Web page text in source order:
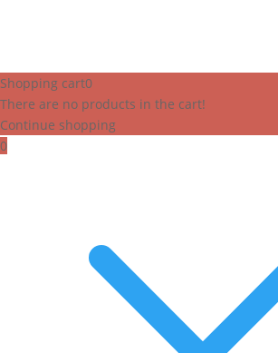
Shopping cart0
There are no products in the cart!
Continue shopping
0